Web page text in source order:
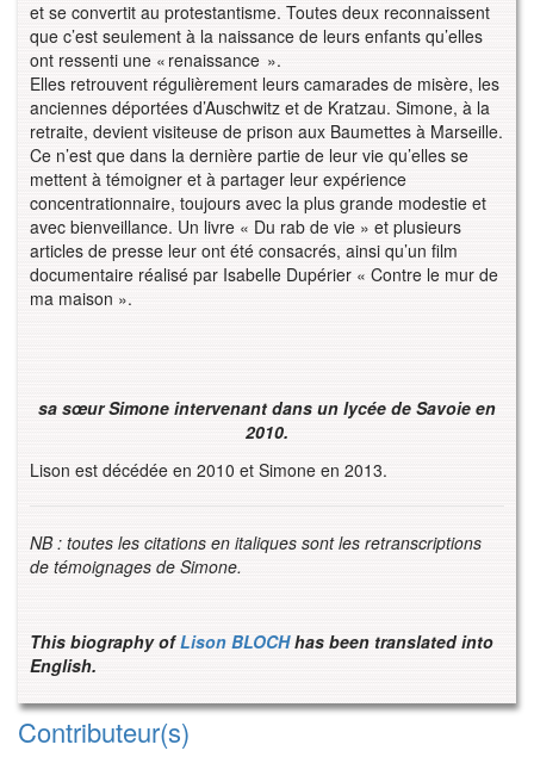
et se convertit au protestantisme. Toutes deux reconnaissent
que c’est seulement à la naissance de leurs enfants qu’elles
ont ressenti une « renaissance ».
Elles retrouvent régulièrement leurs camarades de misère, les
anciennes déportées d’Auschwitz et de Kratzau. Simone, à la
retraite, devient visiteuse de prison aux Baumettes à Marseille.
Ce n’est que dans la dernière partie de leur vie qu’elles se
mettent à témoigner et à partager leur expérience
concentrationnaire, toujours avec la plus grande modestie et
avec bienveillance. Un livre « Du rab de vie » et plusieurs
articles de presse leur ont été consacrés, ainsi qu’un film
documentaire réalisé par Isabelle Dupérier « Contre le mur de
ma maison ».
sa sœur Simone intervenant dans un lycée de Savoie en
2010.
Lison est décédée en 2010 et Simone en 2013.
NB : toutes les citations en italiques sont les retranscriptions
de témoignages de Simone.
This biography ofLison BLOCHhas been translated into
English.
Contributeur(s)